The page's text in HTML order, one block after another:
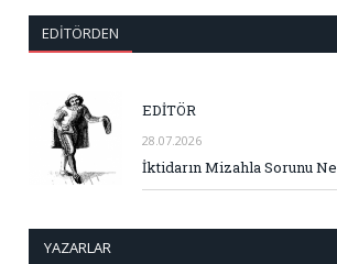
EDITÖRDEN
EDİTÖR
28.07.2026
İktidarın Mizahla Sorunu Ne
YAZARLAR